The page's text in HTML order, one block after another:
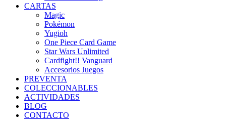
CARTAS
Magic
Pokémon
Yugioh
One Piece Card Game
Star Wars Unlimited
Cardfight!! Vanguard
Accesorios Juegos
PREVENTA
COLECCIONABLES
ACTIVIDADES
BLOG
CONTACTO